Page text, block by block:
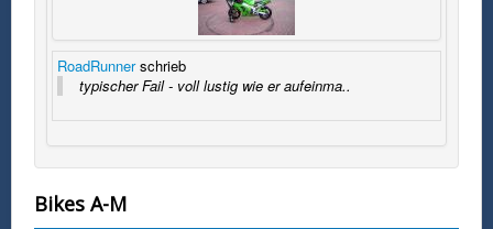
RoadRunnerschrieb
typischer Fail - voll lustig wie er aufeinma..
Bikes A-M